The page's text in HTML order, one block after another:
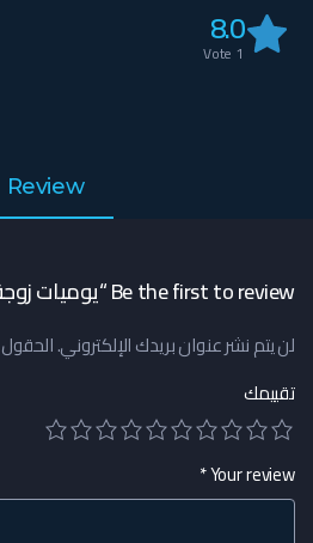
8.0
1
Review
Be the first to review “يوميات زوجة مفروسة أوي”
لن يتم نشر عنوان بريدك الإلكتروني.الحقول
تقييمك
Your review
*